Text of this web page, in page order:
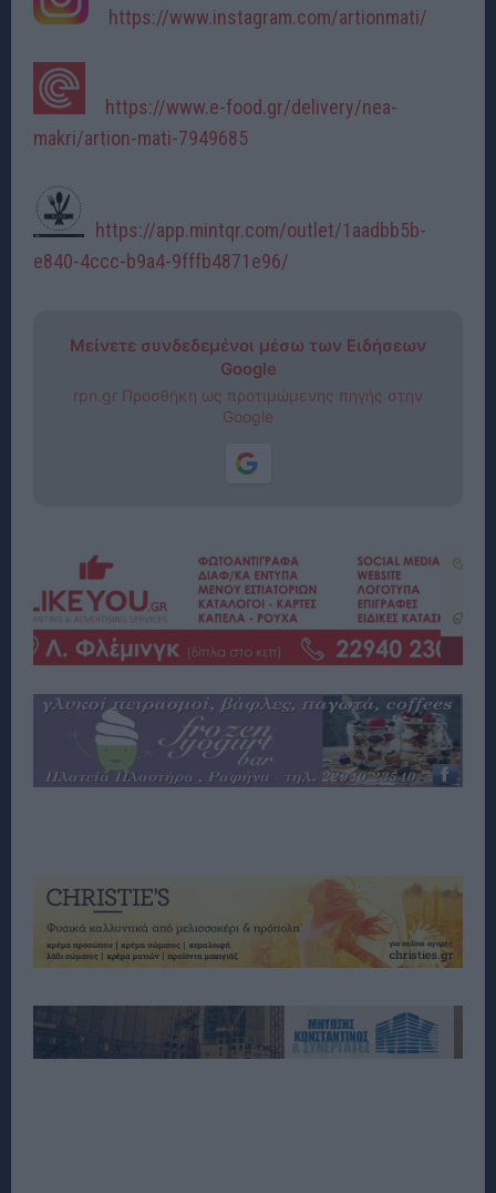
https://www.instagram.com/artionmati/
https://www.e-food.gr/delivery/nea-
makri/artion-mati-7949685
https://app.mintqr.com/outlet/1aadbb5b-
e840-4ccc-b9a4-9fffb4871e96/
Μείνετε συνδεδεμένοι μέσω των Ειδήσεων
Google
rpn.gr Προσθήκη ως προτιμώμενης πηγής στην
Google